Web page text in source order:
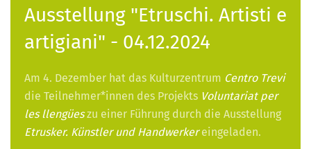
Ausstellung "Etruschi. Artisti e
artigiani" - 04.12.2024
Am 4. Dezember hat das Kulturzentrum Centro Trevi
die Teilnehmer*innen des Projekts Voluntariat per
les llengüeszu einer Führung durch die Ausstellung
Etrusker. Künstler und Handwerkereingeladen.